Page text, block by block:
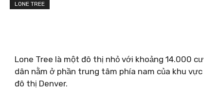
LONE TREE
Lone Tree là một đô thị nhỏ với khoảng 14.000 cư
dân nằm ở phần trung tâm phía nam của khu vực
đô thị Denver.